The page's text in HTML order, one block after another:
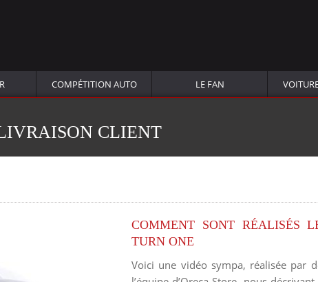
COMPÉTITION AUTO LE FAN
CLIENT
COMMENT SONT RÉALISÉS
TURN ONE
Voici une vidéo sympa, réalisée par